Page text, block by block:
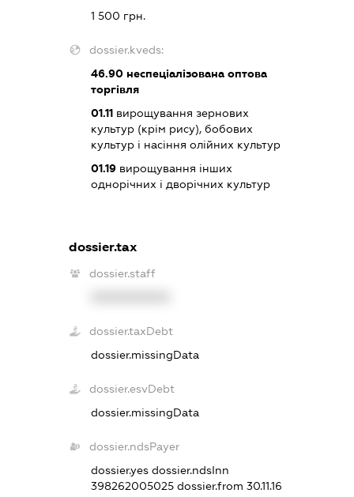
1 500 грн.
dossier.kveds:
46.90неспеціалізована оптова
торгівля
01.11вирощування зернових
культур (крім рису), бобових
культур і насіння олійних культур
01.19вирощування інших
однорічних і дворічних культур
dossier.tax
dossier.staff
dossier.taxDebt
dossier.missingData
dossier.esvDebt
dossier.missingData
dossier.ndsPayer
dossier.yes dossier.ndsInn
398262005025 dossier.from 30.11.16